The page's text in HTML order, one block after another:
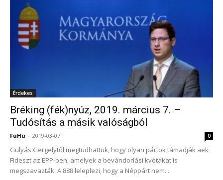
Érdekes
Bréking (fék)nyúz, 2019. március 7. –
Tudósítás a másik valóságból
FüHü - 2019-03-07 0
Gulyás Gergelytől megtudhattuk, hogy olyan pártok támadják aek
Fideszt az EPP-ben, amelyek a bevándorlási kvótákat is
megszavazták. A 888 leleplezi, hogy a Néppárt nem...